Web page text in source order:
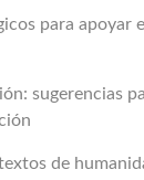
para apoyar
sugerencias
de